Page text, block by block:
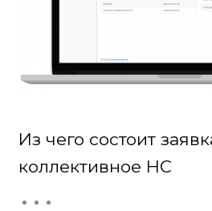
Из чего состоит
коллективное НС